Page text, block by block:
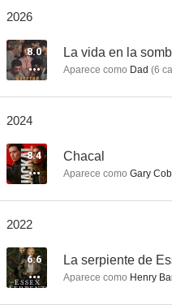
2026
8.0 La vida en la
Aparece como Dad (6
2024
8.4 Chacal
Aparece como Gary
2022
6.6 La serpiente de
Aparece como Henry